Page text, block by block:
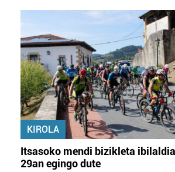
KIROLA
Itsasoko mendi bizikleta
29an egingo dute